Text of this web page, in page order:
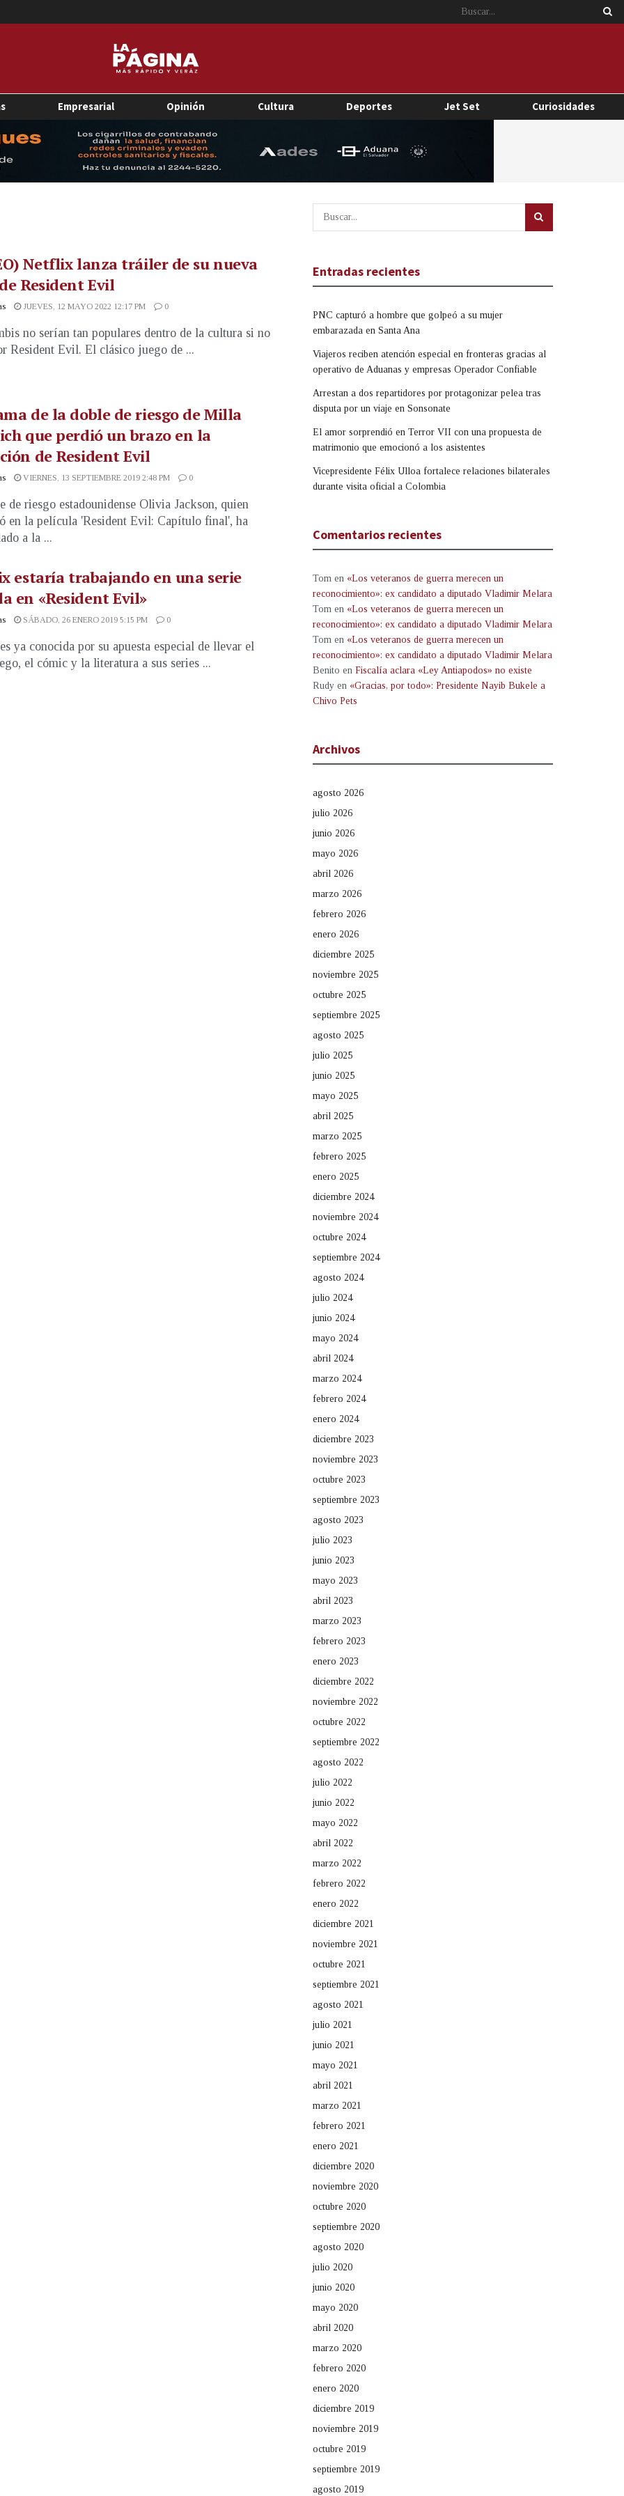
Empresarial Opinión Cultura Deportes Jet Set Curiosidades
Netflix lanza tráiler de su nueva
Resident Evil
JUEVES, 12 MAYO 2022 12:17 PM 0
no serían tan populares dentro de la cultura si no
Resident Evil. El clásico juego de ...
de la doble de riesgo de Milla
que perdió un brazo en la
de Resident Evil
VIERNES, 13 SEPTIEMBRE 2019 2:48 PM 0
de riesgo estadounidense Olivia Jackson, quien
en la película 'Resident Evil: Capítulo final', ha
a la ...
estaría trabajando en una serie
en «Resident Evil»
SÁBADO, 26 ENERO 2019 5:15 PM 0
ya conocida por su apuesta especial de llevar el
el cómic y la literatura a sus series ...
Entradas recientes
PNC capturó a hombre que golpeó a su mujer
embarazada en Santa Ana
Viajeros reciben atención especial en fronteras gracias al
operativo de Aduanas y empresas Operador Confiable
Arrestan a dos repartidores por protagonizar pelea tras
disputa por un viaje en Sonsonate
El amor sorprendió en Terror VII con una propuesta de
matrimonio que emocionó a los asistentes
Vicepresidente Félix Ulloa fortalece relaciones bilaterales
durante visita oficial a Colombia
Comentarios recientes
Tom en «Los veteranos de guerra merecen un
reconocimiento»: ex candidato a diputado Vladimir Melara
Tom en «Los veteranos de guerra merecen un
reconocimiento»: ex candidato a diputado Vladimir Melara
Tom en «Los veteranos de guerra merecen un
reconocimiento»: ex candidato a diputado Vladimir Melara
Benito en Fiscalía aclara «Ley Antiapodos» no existe
Rudy en «Gracias, por todo»: Presidente Nayib Bukele a
Chivo Pets
Archivos
agosto 2026
julio 2026
junio 2026
mayo 2026
abril 2026
marzo 2026
febrero 2026
enero 2026
diciembre 2025
noviembre 2025
octubre 2025
septiembre 2025
agosto 2025
julio 2025
junio 2025
mayo 2025
abril 2025
marzo 2025
febrero 2025
enero 2025
diciembre 2024
noviembre 2024
octubre 2024
septiembre 2024
agosto 2024
julio 2024
junio 2024
mayo 2024
abril 2024
marzo 2024
febrero 2024
enero 2024
diciembre 2023
noviembre 2023
octubre 2023
septiembre 2023
agosto 2023
julio 2023
junio 2023
mayo 2023
abril 2023
marzo 2023
febrero 2023
enero 2023
diciembre 2022
noviembre 2022
octubre 2022
septiembre 2022
agosto 2022
julio 2022
junio 2022
mayo 2022
abril 2022
marzo 2022
febrero 2022
enero 2022
diciembre 2021
noviembre 2021
octubre 2021
septiembre 2021
agosto 2021
julio 2021
junio 2021
mayo 2021
abril 2021
marzo 2021
febrero 2021
enero 2021
diciembre 2020
noviembre 2020
octubre 2020
septiembre 2020
agosto 2020
julio 2020
junio 2020
mayo 2020
abril 2020
marzo 2020
febrero 2020
enero 2020
diciembre 2019
noviembre 2019
octubre 2019
septiembre 2019
agosto 2019